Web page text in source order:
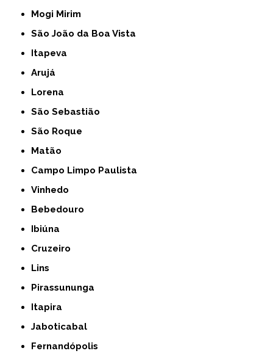
Mogi Mirim
São João da Boa Vista
Itapeva
Arujá
Lorena
São Sebastião
São Roque
Matão
Campo Limpo Paulista
Vinhedo
Bebedouro
Ibiúna
Cruzeiro
Lins
Pirassununga
Itapira
Jaboticabal
Fernandópolis